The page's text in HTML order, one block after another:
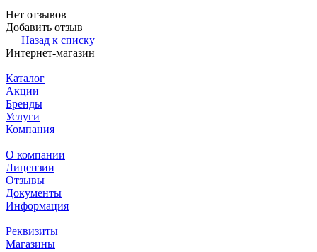
Нет отзывов
Добавить отзыв
Назад к списку
Интернет-магазин
Каталог
Акции
Бренды
Услуги
Компания
О компании
Лицензии
Отзывы
Документы
Информация
Реквизиты
Магазины